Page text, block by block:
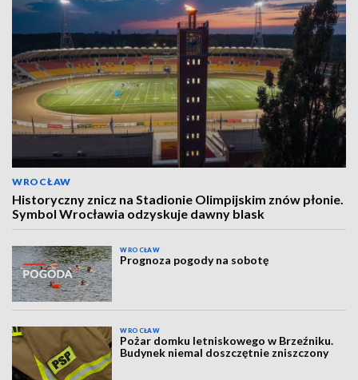
WROCŁAW
Historyczny znicz na Stadionie Olimpijskim znów płonie.
Symbol Wrocławia odzyskuje dawny blask
WROCŁAW
Prognoza pogody na sobotę
WROCŁAW
Pożar domku letniskowego w Brzeźniku.
Budynek niemal doszczętnie zniszczony